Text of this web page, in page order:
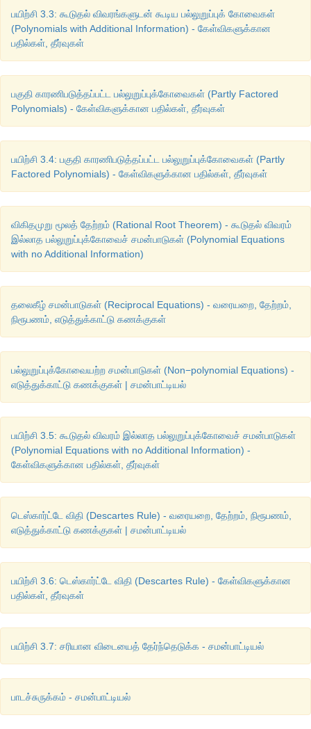
பயிற்சி 3.3: கூடுதல் விவரங்களுடன் கூடிய பல்லுறுப்புக் கோவைகள்
(Polynomials with Additional Information) - கேள்விகளுக்கான
பதில்கள், தீர்வுகள்
பகுதி காரணிபடுத்தப்பட்ட பல்லுறுப்புக்கோவைகள் (Partly Factored
Polynomials) - கேள்விகளுக்கான பதில்கள், தீர்வுகள்
பயிற்சி 3.4: பகுதி காரணிபடுத்தப்பட்ட பல்லுறுப்புக்கோவைகள் (Partly
Factored Polynomials) - கேள்விகளுக்கான பதில்கள், தீர்வுகள்
விகிதமுறு மூலத் தேற்றம் (Rational Root Theorem) - கூடுதல் விவரம்
இல்லாத பல்லுறுப்புக்கோவைச் சமன்பாடுகள் (Polynomial Equations
with no Additional Information)
தலைகீழ் சமன்பாடுகள் (Reciprocal Equations) - வரையறை, தேற்றம்,
நிரூபணம், எடுத்துக்காட்டு கணக்குகள்
பல்லுறுப்புக்கோவையற்ற சமன்பாடுகள் (Non−polynomial Equations) -
எடுத்துக்காட்டு கணக்குகள் | சமன்பாட்டியல்
பயிற்சி 3.5: கூடுதல் விவரம் இல்லாத பல்லுறுப்புக்கோவைச் சமன்பாடுகள்
(Polynomial Equations with no Additional Information) -
கேள்விகளுக்கான பதில்கள், தீர்வுகள்
டெஸ்கார்ட்டே விதி (Descartes Rule) - வரையறை, தேற்றம், நிரூபணம்,
எடுத்துக்காட்டு கணக்குகள் | சமன்பாட்டியல்
பயிற்சி 3.6: டெஸ்கார்ட்டே விதி (Descartes Rule) - கேள்விகளுக்கான
பதில்கள், தீர்வுகள்
பயிற்சி 3.7: சரியான விடையைத் தேர்ந்தெடுக்க - சமன்பாட்டியல்
பாடச்சுருக்கம் - சமன்பாட்டியல்